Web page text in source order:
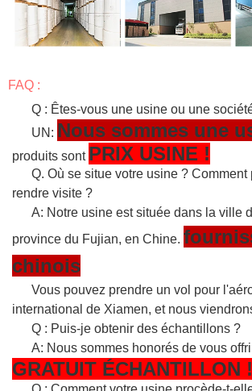
FAQ :
Q : Êtes-vous une usine ou une
UN: Nous sommes une
produits sont PRIX USINE !
Q. Où se situe votre usine ? Comment
rendre visite ?
A: Notre usine est située dans la ville
province du Fujian, en Chine.
chinois
Vous pouvez prendre un vol pour
international de Xiamen, et nous
Q : Puis-je obtenir des échantillons ?
A: Nous sommes honorés de vous
GRATUIT ÉCHANTILLON !